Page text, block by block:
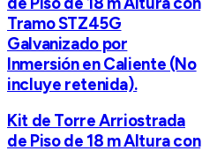
Tramo STZ45G
Galvanizado por
Inmersión en Caliente (No
incluye retenida).
Kit de Torre Arriostrada
de Piso de 18 m Altura con